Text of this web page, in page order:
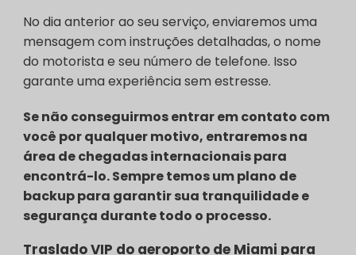
No dia anterior ao seu serviço, enviaremos uma
mensagem com instruções detalhadas, o nome
do motorista e seu número de telefone. Isso
garante uma experiência sem estresse.
Se não conseguirmos entrar em contato com
você por qualquer motivo, entraremos na
área de chegadas internacionais para
encontrá-lo. Sempre temos um plano de
backup para garantir sua tranquilidade e
segurança durante todo o processo.
Traslado VIP do aeroporto de Miami para